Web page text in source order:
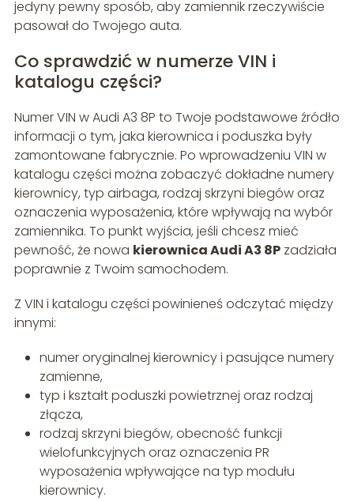
jedyny pewny sposób, aby zamiennik rzeczywiście
pasował do Twojego auta.
Co sprawdzić w numerze VIN i
katalogu części?
Numer VIN w Audi A3 8P to Twoje podstawowe źródło
informacji o tym, jaka kierownica i poduszka były
zamontowane fabrycznie. Po wprowadzeniu VIN w
katalogu części można zobaczyć dokładne numery
kierownicy, typ airbaga, rodzaj skrzyni biegów oraz
oznaczenia wyposażenia, które wpływają na wybór
zamiennika. To punkt wyjścia, jeśli chcesz mieć
pewność, że nowa kierownica Audi A3 8Pzadziała
poprawnie z Twoim samochodem.
Z VIN i katalogu części powinieneś odczytać między
innymi:
numer oryginalnej kierownicy i pasujące numery
zamienne,
typ i kształt poduszki powietrznej oraz rodzaj
złącza,
rodzaj skrzyni biegów, obecność funkcji
wielofunkcyjnych oraz oznaczenia PR
wyposażenia wpływające na typ modułu
kierownicy.